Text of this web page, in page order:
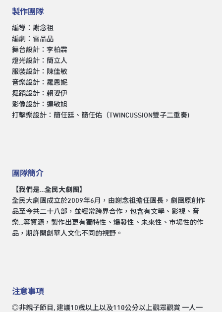
製作團隊
編導：謝念祖
編劇：雷品晶
舞台設計：李柏霖
燈光設計：簡立人
服裝設計：陳佳敏
音樂設計：羅恩妮
舞蹈設計：賴姿伊
影像設計：連敏旭
打擊樂設計：簡任廷、簡任佑（TWINCUSSION雙子二重奏)
團隊簡介
【我們是…全民大劇團】
全民大劇團成立於2009年6月，由謝念祖擔任團長，劇團原創作
品至今共二十八部，並經常跨界合作，包含有文學、影視、音
樂...等資源，製作出更有獨特性、爆發性、未來性、市場性的作
品，期許開創華人文化不同的視野。
注意事項
◎非親子節目, 建議10歲以上以及110公分以上觀眾觀賞 一人一